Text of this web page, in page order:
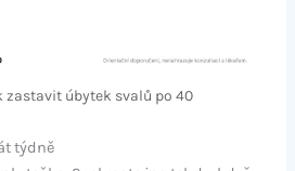
zastavit úbytek svalů po 40
týdně